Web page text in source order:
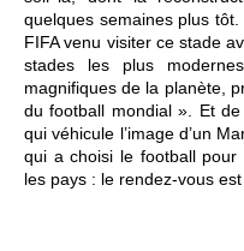
quelques semaines plus
FIFA venu visiter ce stade
stades les plus
magnifiques de la planète,
du football mondial ». Et
qui véhicule l’image d’un
qui a choisi le football
les pays : le rendez-vous